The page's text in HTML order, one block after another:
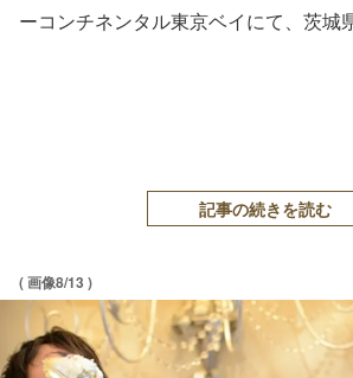
ーコンチネンタル東京ベイにて、茨城
記事の続きを読む
( 画像8/13 )